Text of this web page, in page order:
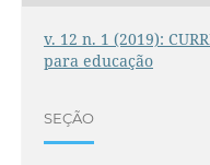
v. 12 n. 1 (2019):
para educação
SEÇÃO